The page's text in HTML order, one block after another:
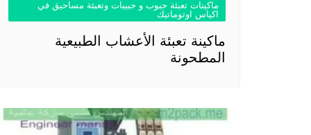
ماكينات تعبئة حبوب و حبيبات وتعبئة مساحيق في
اكياس اوتوماتيك
ماكينة تعبئة الأعشاب الطبيعية
المطحونة